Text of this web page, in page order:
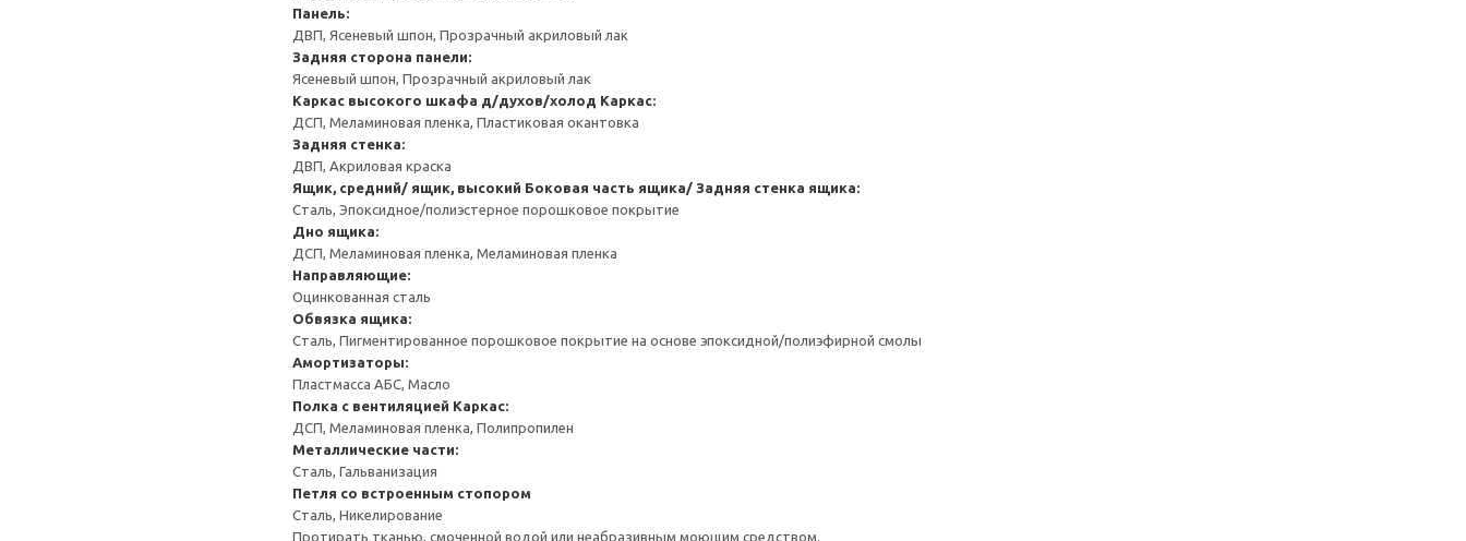
Панель:
ДВП, Ясеневый шпон, Прозрачный акриловый лак
Задняя сторона панели:
Ясеневый шпон, Прозрачный акриловый лак
Каркас высокого шкафа д/духов/холод Каркас:
ДСП, Меламиновая пленка, Пластиковая окантовка
Задняя стенка:
ДВП, Акриловая краска
Ящик, средний/ ящик, высокий Боковая часть ящика/ Задняя стенка ящика:
Сталь, Эпоксидное/полиэстерное порошковое покрытие
Дно ящика:
ДСП, Меламиновая пленка, Меламиновая пленка
Направляющие:
Оцинкованная сталь
Обвязка ящика:
Сталь, Пигментированное порошковое покрытие на основе эпоксидной/полиэфирной смолы
Амортизаторы:
Пластмасса АБС, Масло
Полка с вентиляцией Каркас:
ДСП, Меламиновая пленка, Полипропилен
Металлические части:
Сталь, Гальванизация
Петля со встроенным стопором
Сталь, Никелирование
Протирать тканью, смоченной водой или неабразивным моющим средством.